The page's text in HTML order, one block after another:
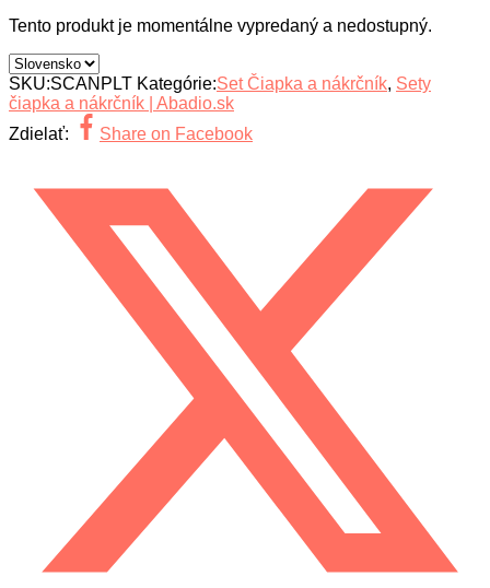
Tento produkt je momentálne vypredaný a nedostupný.
Country
/
region:
SKU:SCANPLT Kategórie:Set Čiapka a nákrčník, Sety
čiapka a nákrčník | Abadio.sk
Zdielať:
Share on Facebook